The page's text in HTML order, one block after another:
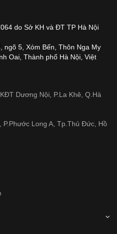
do Sở KH và ĐT TP Hà Nội
5, Xóm Bến, Thôn Nga My
Oai, Thành phố Hà Nội, Việt
Dương Nội, P.La Khê, Q.Hà
P.Phước Long A, Tp.Thủ Đức, Hồ